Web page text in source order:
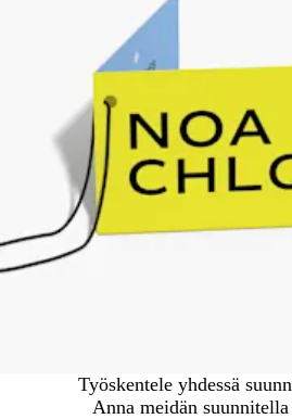
Työskentele yhdessä
Anna meidän suunnitella